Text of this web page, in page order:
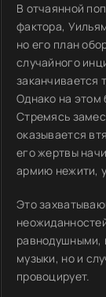
В отчаянной
фактора,
но его план
случайного
заканчивается
Однако на этом
Стремясь
оказывается
его жертвы
армию нежити,
Это
равнодушными,
музыки, но и
провоцирует.